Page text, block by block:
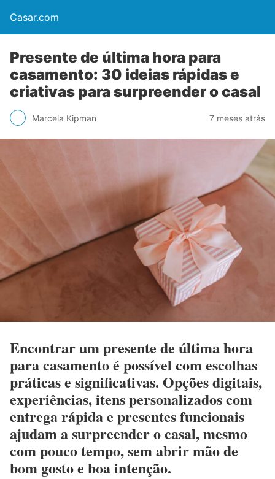
Casar.com
Presente de última hora para
casamento: 30 ideias rápidas e
criativas para surpreender o casal
Marcela Kipman 7 meses atrás
Encontrar um presente de última hora
para casamento é possível com escolhas
práticas e significativas. Opções digitais,
experiências, itens personalizados com
entrega rápida e presentes funcionais
ajudam a surpreender o casal, mesmo
com pouco tempo, sem abrir mão de
bom gosto e boa intenção.